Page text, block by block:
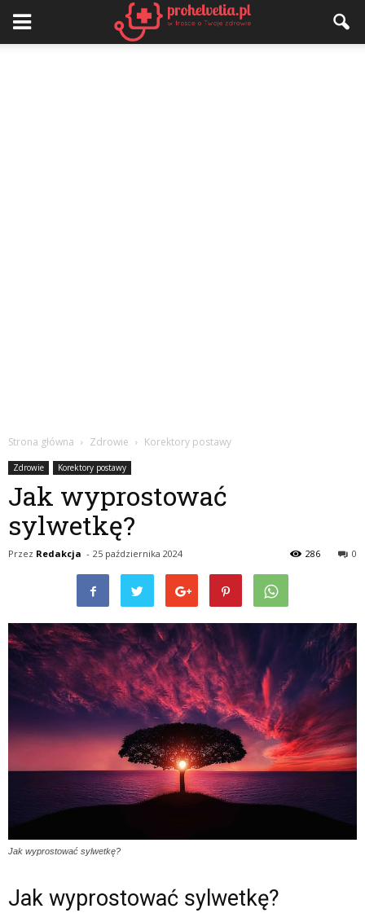
Strona główna Zdrowie Korektory postawy
Zdrowie Korektory postawy
Jak wyprostować
sylwetkę?
Przez Redakcja - 25 października 2024 0
286
Jak wyprostować sylwetkę?
Jak wyprostować sylwetkę?